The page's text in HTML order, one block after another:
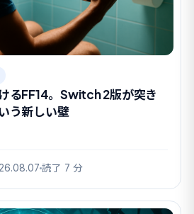
るFF14。Switch 2版が突き
う新しい壁
読了 7 分